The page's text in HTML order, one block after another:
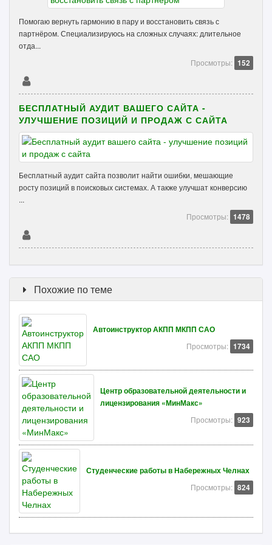
Помогаю вернуть гармонию в пару и восстановить связь с
партнёром. Специализируюсь на сложных случаях: длительное
отда...
Просмотры: 152
БЕСПЛАТНЫЙ АУДИТ ВАШЕГО САЙТА -
УЛУЧШЕНИЕ ПОЗИЦИЙ И ПРОДАЖ С САЙТА
Бесплатный аудит сайта позволит найти ошибки, мешающие
росту позиций в поисковых системах. А также улучшат конверсию
...
Просмотры: 1478
Похожие по теме
Автоинструктор АКПП МКПП САО
Просмотры: 1734
Центр образовательной деятельности и
лицензирования «МинМакс»
Просмотры: 923
Студенческие работы в Набережных Челнах
Просмотры: 824